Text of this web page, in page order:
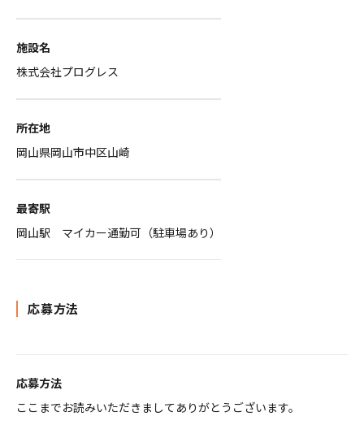
施設名
株式会社プログレス
所在地
岡山県岡山市中区山崎
最寄駅
岡山駅 マイカー通勤可（駐車場あり）
応募方法
応募方法
ここまでお読みいただきましてありがとうございます。